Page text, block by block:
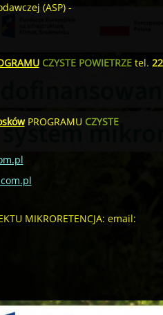
(ASP) -
CZYSTE POWIETRZEtel. 22
PROGRAMU CZYSTE
MIKRORETENCJA: email:
W.S.ds.IT